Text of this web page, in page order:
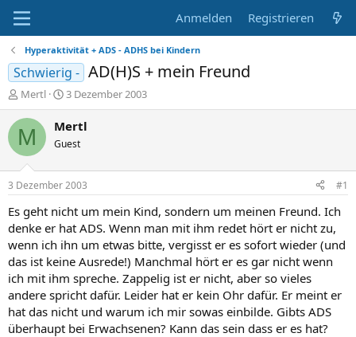
Anmelden Registrieren
Hyperaktivität + ADS - ADHS bei Kindern
Schwierig - AD(H)S + mein Freund
E
r
s
t
l
e
Mertl
E
r
s
e
l
t
a
m
3 Dezember 2003
M Mertl
Guest
3 Dezember 2003 #1
Es geht nicht um mein Kind, sondern um meinen Freund. Ich
denke er hat ADS. Wenn man mit ihm redet hört er nicht zu,
wenn ich ihn um etwas bitte, vergisst er es sofort wieder (und
das ist keine Ausrede!) Manchmal hört er es gar nicht wenn
ich mit ihm spreche. Zappelig ist er nicht, aber so vieles
andere spricht dafür. Leider hat er kein Ohr dafür. Er meint er
hat das nicht und warum ich mir sowas einbilde. Gibts ADS
überhaupt bei Erwachsenen? Kann das sein dass er es hat?